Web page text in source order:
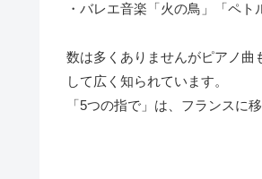
・バレエ音楽「火の鳥」「ペ
数は多くありませんがピアノ曲
して広く知られています。
「5つの指で」は、フランスに